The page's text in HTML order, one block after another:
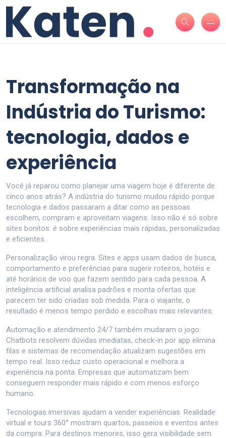
Transformação na
Indústria do Turismo:
tecnologia, dados e
experiência
Você já reparou como planejar uma viagem hoje é diferente de
cinco anos atrás? A indústria do turismo mudou rápido porque
tecnologia e dados passaram a ditar como as pessoas
escolhem, compram e aproveitam viagens. Isso não é só sobre
sites bonitos: é sobre experiências mais rápidas, personalizadas
e eficientes.
Personalização virou regra. Sites e apps usam dados de busca,
comportamento e preferências para sugerir roteiros, hotéis e
até horários de voo que fazem sentido para cada pessoa. A
inteligência artificial analisa padrões e monta ofertas que
parecem ter sido criadas sob medida. Para o viajante, o
resultado é menos tempo perdido e escolhas mais relevantes.
Automação e atendimento 24/7 também mudaram o jogo.
Chatbots resolvem dúvidas imediatas, check-in por app elimina
filas e sistemas de recomendação atualizam sugestões em
tempo real. Isso reduz custo operacional e melhora a
experiência na ponta. Empresas que automatizam bem
conseguem responder mais rápido e com menos esforço
humano.
Tecnologias imersivas ajudam a vender experiências. Realidade
virtual e tours 360° mostram quartos, passeios e eventos antes
da compra. Para destinos menores, isso gera visibilidade sem